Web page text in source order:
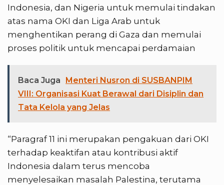
Indonesia, dan Nigeria untuk memulai tindakan
atas nama OKI dan Liga Arab untuk
menghentikan perang di Gaza dan memulai
proses politik untuk mencapai perdamaian
Baca Juga
Menteri Nusron di SUSBANPIM
VIII: Organisasi Kuat Berawal dari Disiplin dan
Tata Kelola yang Jelas
“Paragraf 11 ini merupakan pengakuan dari OKI
terhadap keaktifan atau kontribusi aktif
Indonesia dalam terus mencoba
menyelesaikan masalah Palestina, terutama